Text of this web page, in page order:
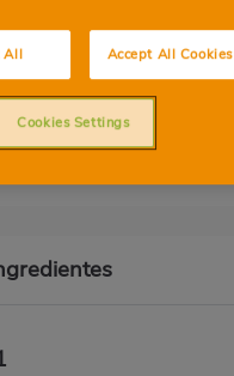
19
gr
Grasa
All Accept All Cookies
Cookies Settings